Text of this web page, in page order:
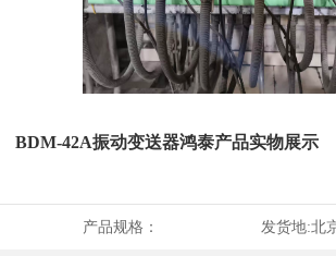
BDM-42A振动变送器鸿泰产品实物展示
产品规格： 发货地:北